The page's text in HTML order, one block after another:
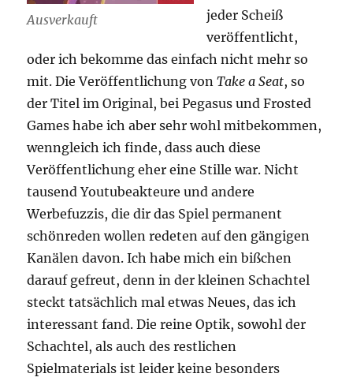
Ausverkauft
jeder Scheiß
veröffentlicht,
oder ich bekomme das einfach nicht mehr so
mit. Die Veröffentlichung vonTake a Seat, so
der Titel im Original, bei Pegasus und Frosted
Games habe ich aber sehr wohl mitbekommen,
wenngleich ich finde, dass auch diese
Veröffentlichung eher eine Stille war. Nicht
tausend Youtubeakteure und andere
Werbefuzzis, die dir das Spiel permanent
schönreden wollen redeten auf den gängigen
Kanälen davon. Ich habe mich ein bißchen
darauf gefreut, denn in der kleinen Schachtel
steckt tatsächlich mal etwas Neues, das ich
interessant fand. Die reine Optik, sowohl der
Schachtel, als auch des restlichen
Spielmaterials ist leider keine besonders